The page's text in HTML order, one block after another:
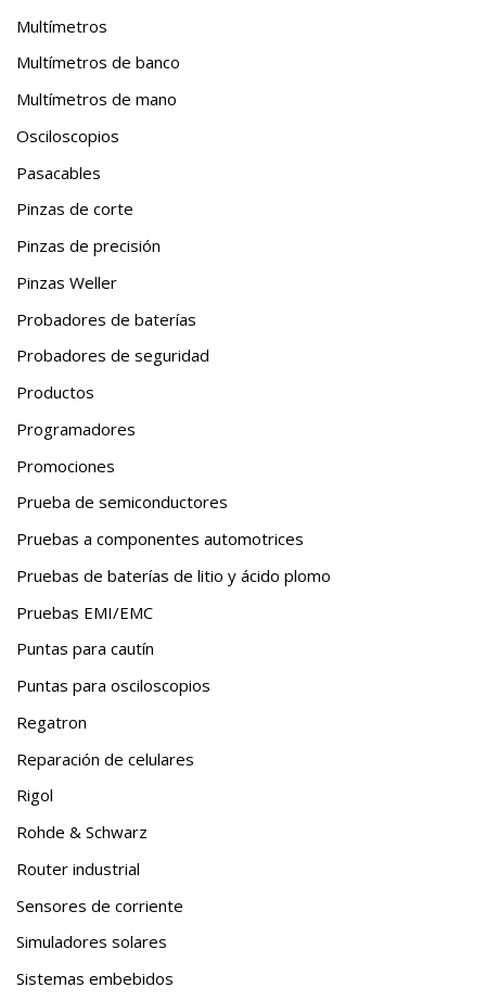
Multímetros
Multímetros de banco
Multímetros de mano
Osciloscopios
Pasacables
Pinzas de corte
Pinzas de precisión
Pinzas Weller
Probadores de baterías
Probadores de seguridad
Productos
Programadores
Promociones
Prueba de semiconductores
Pruebas a componentes automotrices
Pruebas de baterías de litio y ácido plomo
Pruebas EMI/EMC
Puntas para cautín
Puntas para osciloscopios
Regatron
Reparación de celulares
Rigol
Rohde & Schwarz
Router industrial
Sensores de corriente
Simuladores solares
Sistemas embebidos